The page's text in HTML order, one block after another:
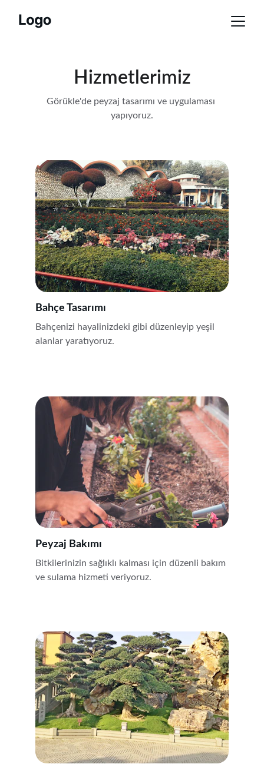
Hizmetlerimiz
Görükle'de peyzaj tasarımı ve uygulaması
yapıyoruz.
Bahçe Tasarımı
Bahçenizi hayalinizdeki gibi düzenleyip yeşil
alanlar yaratıyoruz.
Peyzaj Bakımı
Bitkilerinizin sağlıklı kalması için düzenli bakım
ve sulama hizmeti veriyoruz.